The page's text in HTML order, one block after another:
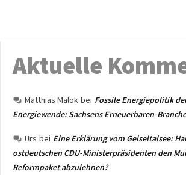
Aktuelle
Matthias Malok bei Fossile Energiepolitik
Energiewende: Sachsens Erneuerbaren-
Urs bei Eine Erklärung vom Geiseltalsee:
ostdeutschen CDU-Ministerpräsidenten den
Reformpaket abzulehnen?